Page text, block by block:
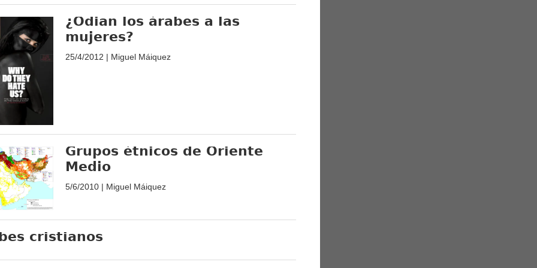
¿Odian los árabes a las
mujeres?
25/4/2012 | Miguel Máiquez
Grupos étnicos de Oriente
Medio
5/6/2010 | Miguel Máiquez
cristianos